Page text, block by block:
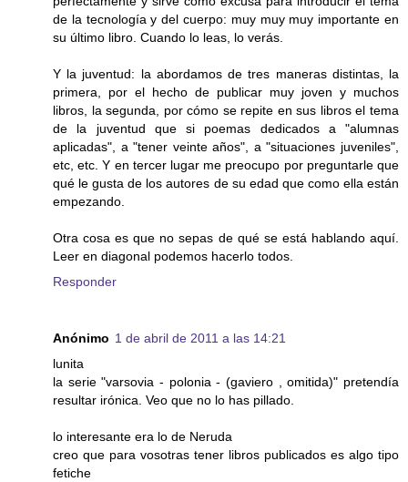
de la tecnología y del cuerpo: muy muy muy importante en
su último libro. Cuando lo leas, lo verás.
Y la juventud: la abordamos de tres maneras distintas, la
primera, por el hecho de publicar muy joven y muchos
libros, la segunda, por cómo se repite en sus libros el tema
de la juventud que si poemas dedicados a "alumnas
aplicadas", a "tener veinte años", a "situaciones juveniles",
etc, etc. Y en tercer lugar me preocupo por preguntarle que
qué le gusta de los autores de su edad que como ella están
empezando.
Otra cosa es que no sepas de qué se está hablando aquí.
Leer en diagonal podemos hacerlo todos.
Responder
Anónimo 1 de abril de 2011 a las 14:21
lunita
la serie "varsovia - polonia - (gaviero , omitida)" pretendía
resultar irónica. Veo que no lo has pillado.
lo interesante era lo de Neruda
creo que para vosotras tener libros publicados es algo tipo
fetiche